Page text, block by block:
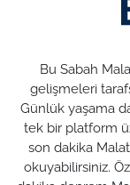
Bu Sabah
gelişmeleri
Günlük yaşama
tek bir platform
son dakika
okuyabilirsiniz.